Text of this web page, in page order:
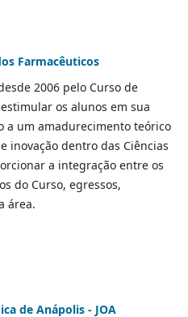
Farmacêuticos
2006 pelo Curso de
os alunos em sua
a um amadurecimento teórico
inovação dentro das Ciências
a integração entre os
do Curso, egressos,
área.
de Anápolis - JOA